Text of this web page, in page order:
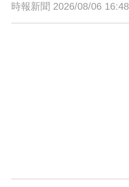
時報新聞 2026/08/06 16:48